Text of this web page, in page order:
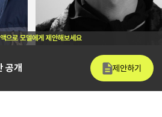
으로 모델에게 제안해보세요
공개 제안하기